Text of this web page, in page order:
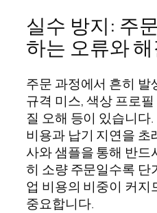
실수 방지: 주
하는 오류와
주문 과정에서 흔히 발
규격 미스, 색상 프로
질 오해 등이 있습니다
비용과 납기 지연을
사와 샘플을 통해 반드
히 소량 주문일수록 단
업 비용의 비중이 커지
중요합니다.